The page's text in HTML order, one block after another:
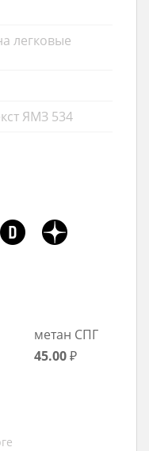
легковые
ЯМЗ 534
метан СПГ
45.00₽